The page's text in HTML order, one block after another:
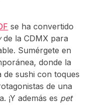
se ha convertido
de la CDMX para
Sumérgete en
donde la
sushi con toques
de una
¡Y además es pet